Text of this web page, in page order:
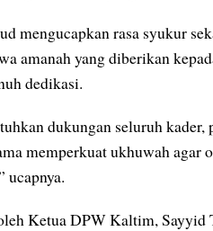
mengucapkan rasa syukur
amanah yang diberikan
dedikasi.
dukungan seluruh kader,
memperkuat ukhuwah agar
ucapnya.
Ketua DPW Kaltim, Sayyid